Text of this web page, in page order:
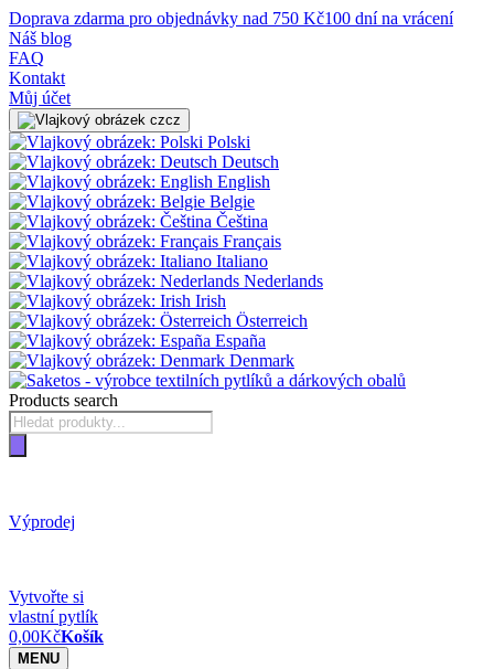
Doprava zdarma pro objednávky nad 750 Kč100 dní na vrácení
Náš blog
FAQ
Kontakt
Můj účet
cz
Polski
Deutsch
English
Belgie
Čeština
Français
Italiano
Nederlands
Irish
Österreich
España
Denmark
Products search
Výprodej
Vytvořte si
vlastní pytlík
0,00KčKošík
MENU